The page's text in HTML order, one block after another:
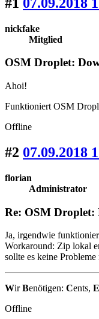
nickfake
Mitglied
OSM Droplet:
Ahoi!
Funktioniert OSM
Offline
#2 07.09.2018
florian
Administrator
Re: OSM Droplet:
Ja, irgendwie
Workaround: Zip lokal
sollte es keine
WirBenötigen: Cents, E
Offline